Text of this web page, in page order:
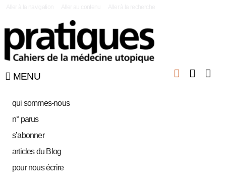
MENU
qui sommes-nous
n° parus
s’abonner
articles du Blog
pour nous écrire